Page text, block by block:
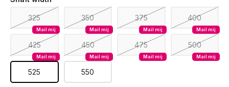
Mail mij
325
Mail mij
350
Mail mij
375
Mail mij
400
Mail mij
425
Mail mij
450
Mail mij
475
Mail mij
500
525 550